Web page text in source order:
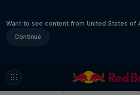
Want to see content from United States of
Continue
Rob Warner’s Wild